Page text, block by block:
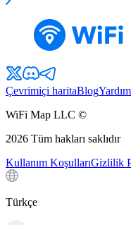
Çevrimiçi haritaBlog
WiFi Map LLC ©
2026 Tüm hakları saklıdır
Kullanım KoşullarıGizlilik
Türkçe